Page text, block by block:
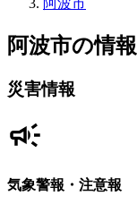
阿波市の情報
災害情報
気象警報・注意報